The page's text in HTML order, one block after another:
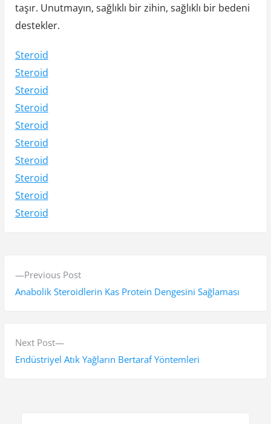
taşır. Unutmayın, sağlıklı bir zihin, sağlıklı bir bedeni
destekler.
Steroid
Steroid
Steroid
Steroid
Steroid
Steroid
Steroid
Steroid
Steroid
Steroid
Previous PostP
r
o
Anabolik Steroidlerin Kas Protein Dengesini Sağlaması
Next Post
N
e
Endüstriyel Atık Yağların Bertaraf Yöntemleri